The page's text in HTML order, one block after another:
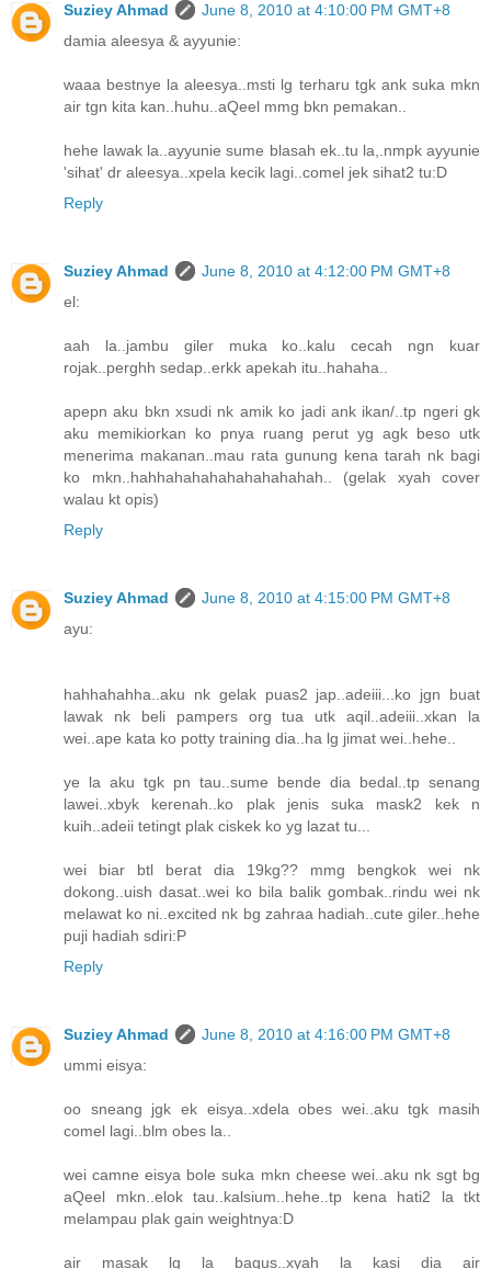
Suziey Ahmad
June 8, 2010 at 4:10:00 PM GMT+8
damia aleesya & ayyunie:
waaa bestnye la aleesya..msti lg terharu tgk ank suka mkn
air tgn kita kan..huhu..aQeel mmg bkn pemakan..
hehe lawak la..ayyunie sume blasah ek..tu la,.nmpk ayyunie
'sihat' dr aleesya..xpela kecik lagi..comel jek sihat2 tu:D
Reply
Suziey Ahmad
June 8, 2010 at 4:12:00 PM GMT+8
el:
aah la..jambu giler muka ko..kalu cecah ngn kuar
rojak..perghh sedap..erkk apekah itu..hahaha..
apepn aku bkn xsudi nk amik ko jadi ank ikan/..tp ngeri gk
aku memikiorkan ko pnya ruang perut yg agk beso utk
menerima makanan..mau rata gunung kena tarah nk bagi
ko mkn..hahhahahahahahahahahah.. (gelak xyah cover
walau kt opis)
Reply
Suziey Ahmad
June 8, 2010 at 4:15:00 PM GMT+8
ayu:
hahhahahha..aku nk gelak puas2 jap..adeiii...ko jgn buat
lawak nk beli pampers org tua utk aqil..adeiii..xkan la
wei..ape kata ko potty training dia..ha lg jimat wei..hehe..
ye la aku tgk pn tau..sume bende dia bedal..tp senang
lawei..xbyk kerenah..ko plak jenis suka mask2 kek n
kuih..adeii tetingt plak ciskek ko yg lazat tu...
wei biar btl berat dia 19kg?? mmg bengkok wei nk
dokong..uish dasat..wei ko bila balik gombak..rindu wei nk
melawat ko ni..excited nk bg zahraa hadiah..cute giler..hehe
puji hadiah sdiri:P
Reply
Suziey Ahmad
June 8, 2010 at 4:16:00 PM GMT+8
ummi eisya:
oo sneang jgk ek eisya..xdela obes wei..aku tgk masih
comel lagi..blm obes la..
wei camne eisya bole suka mkn cheese wei..aku nk sgt bg
aQeel mkn..elok tau..kalsium..hehe..tp kena hati2 la tkt
melampau plak gain weightnya:D
air masak lg la bagus..xyah la kasi dia air